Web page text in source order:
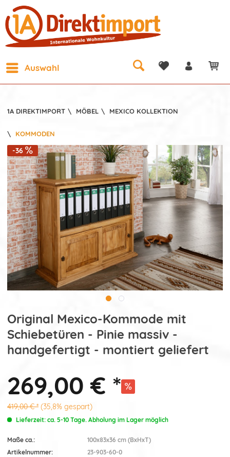
Auswahl
1A DIREKTIMPORT \ MÖBEL \ MEXICO KOLLEKTION
\ KOMMODEN
-36
Original Mexico-Kommode mit
Schiebetüren - Pinie massiv -
handgefertigt - montiert geliefert
269,00 € *
419,00 € * (35,8% gespart)
Lieferzeit: ca. 5-10 Tage. Abholung im Lager möglich
Maße ca.:
100x83x36 cm (BxHxT)
Artikelnummer:
23-903-60-0